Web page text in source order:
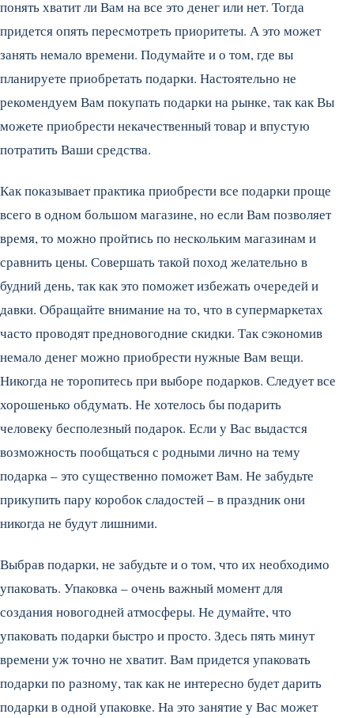
понять хватит ли Вам на все это денег или нет. Тогда
придется опять пересмотреть приоритеты. А это может
занять немало времени. Подумайте и о том, где вы
планируете приобретать подарки. Настоятельно не
рекомендуем Вам покупать подарки на рынке, так как Вы
можете приобрести некачественный товар и впустую
потратить Ваши средства.
Как показывает практика приобрести все подарки проще
всего в одном большом магазине, но если Вам позволяет
время, то можно пройтись по нескольким магазинам и
сравнить цены. Совершать такой поход желательно в
будний день, так как это поможет избежать очередей и
давки. Обращайте внимание на то, что в супермаркетах
часто проводят предновогодние скидки. Так сэкономив
немало денег можно приобрести нужные Вам вещи.
Никогда не торопитесь при выборе подарков. Следует все
хорошенько обдумать. Не хотелось бы подарить
человеку бесполезный подарок. Если у Вас выдастся
возможность пообщаться с родными лично на тему
подарка – это существенно поможет Вам. Не забудьте
прикупить пару коробок сладостей – в праздник они
никогда не будут лишними.
Выбрав подарки, не забудьте и о том, что их необходимо
упаковать. Упаковка – очень важный момент для
создания новогодней атмосферы. Не думайте, что
упаковать подарки быстро и просто. Здесь пять минут
времени уж точно не хватит. Вам придется упаковать
подарки по разному, так как не интересно будет дарить
подарки в одной упаковке. На это занятие у Вас может